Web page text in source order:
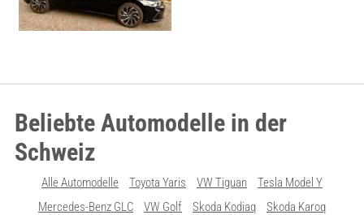
Beliebte Automodelle in der
Schweiz
Alle Automodelle Toyota Yaris VW Tiguan
Tesla Model Y
Mercedes-Benz GLC
VW Golf Skoda Kodiaq
Skoda Karoq